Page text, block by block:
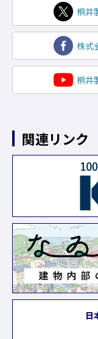
桐井
株式
桐井
関連リンク
日